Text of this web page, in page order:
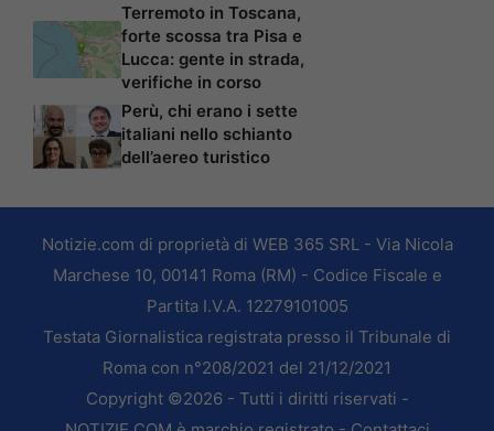
Terremoto in Toscana,
forte scossa tra Pisa e
Lucca: gente in strada,
verifiche in corso
Perù, chi erano i sette
italiani nello schianto
dell’aereo turistico
Notizie.com di proprietà di WEB 365 SRL - Via Nicola
Marchese 10, 00141 Roma (RM) - Codice Fiscale e
Partita I.V.A. 12279101005
Testata Giornalistica registrata presso il Tribunale di
Roma con n°208/2021 del 21/12/2021
Copyright ©2026 - Tutti i diritti riservati -